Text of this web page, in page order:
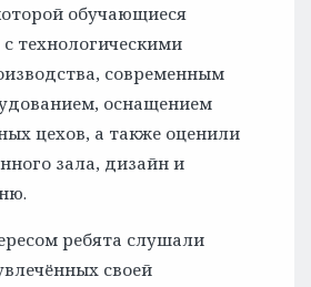
обучающиеся
технологическими
современным
оснащением
цехов, а также оценили
зала, дизайн и
ребята слушали
своей